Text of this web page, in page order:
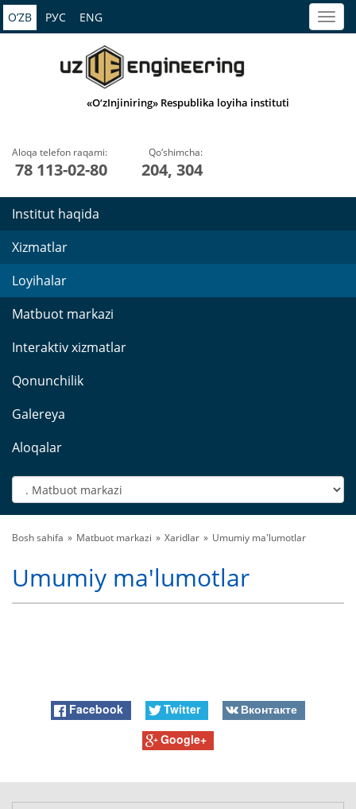
O’ZB РУС ENG
«O‘zInjiniring» Respublika loyiha instituti
Aloqa telefon raqami:
78 113-02-80
Qo‘shimcha:
204, 304
Institut haqida
Xizmatlar
Loyihalar
Matbuot markazi
Interaktiv xizmatlar
Qonunchilik
Galereya
Aloqalar
Bosh sahifa Matbuot markazi Xaridlar Umumiy ma'lumotlar
Umumiy ma'lumotlar
Facebook Twitter
Вконтакте
Google+